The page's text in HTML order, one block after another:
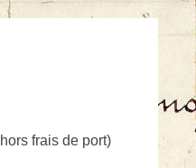
frais de port)